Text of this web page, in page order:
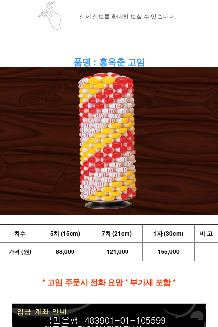
상세 정보를 확대해 보실 수 있습니다.
품명 : 홍옥춘 고임
치수 5치 (15cm) 7치 (21cm) 1자 (30cm) 비 고
가격 (원) 88,000 121,000 165,000
* 고임 주문시 전화 요망 * 부가세 포함 *